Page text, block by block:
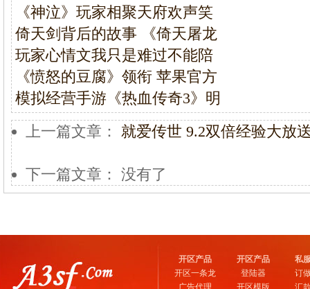
《神泣》玩家相聚天府欢声笑
倚天剑背后的故事 《倚天屠龙
玩家心情文我只是难过不能陪
《愤怒的豆腐》领衔 苹果官方
模拟经营手游《热血传奇3》明
上一篇文章： 就爱传世 9.2双倍经验大放
下一篇文章： 没有了
开区产品
开区一条龙
广告代理
开区产品
登陆器
开区模版
私
订
汇